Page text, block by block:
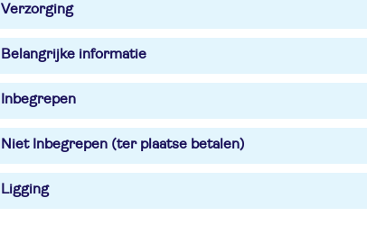
Verzorging
Belangrijke informatie
Inbegrepen
Niet Inbegrepen (ter plaatse betalen)
Ligging